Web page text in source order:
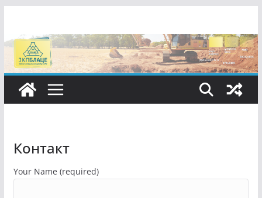
content
Контакт
Your Name (required)